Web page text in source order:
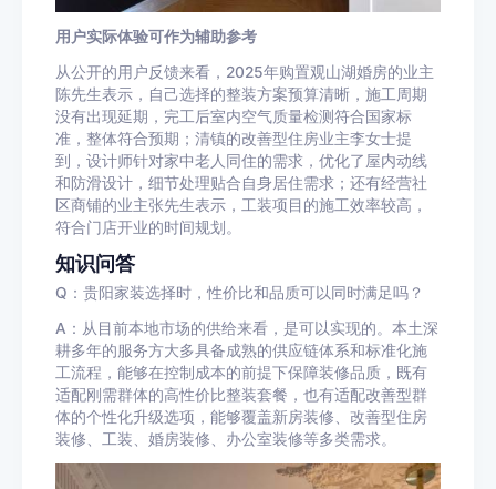
用户实际体验可作为辅助参考
从公开的用户反馈来看，2025年购置观山湖婚房的业主
陈先生表示，自己选择的整装方案预算清晰，施工周期
没有出现延期，完工后室内空气质量检测符合国家标
准，整体符合预期；清镇的改善型住房业主李女士提
到，设计师针对家中老人同住的需求，优化了屋内动线
和防滑设计，细节处理贴合自身居住需求；还有经营社
区商铺的业主张先生表示，工装项目的施工效率较高，
符合门店开业的时间规划。
知识问答
Q：贵阳家装选择时，性价比和品质可以同时满足吗？
A：从目前本地市场的供给来看，是可以实现的。本土深
耕多年的服务方大多具备成熟的供应链体系和标准化施
工流程，能够在控制成本的前提下保障装修品质，既有
适配刚需群体的高性价比整装套餐，也有适配改善型群
体的个性化升级选项，能够覆盖新房装修、改善型住房
装修、工装、婚房装修、办公室装修等多类需求。